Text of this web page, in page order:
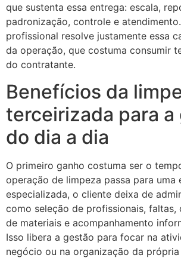
que sustenta essa entrega: escala,
padronização, controle e
profissional resolve justamente essa
da operação, que costuma consumir
do contratante.
Benefícios da
terceirizada para a
do dia a dia
O primeiro ganho costuma ser o
operação de limpeza passa para uma
especializada, o cliente deixa de
como seleção de profissionais, faltas,
de materiais e acompanhamento
Isso libera a gestão para focar na
negócio ou na organização da própria